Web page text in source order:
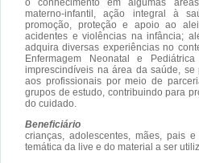
o conhecimento em algumas
materno-infantil, ação integral à
promoção, proteção e apoio ao
acidentes e violências na infância;
adquira diversas experiências no
Enfermagem Neonatal e
imprescindíveis na área da saúde,
aos profissionais por meio de
grupos de estudo, contribuindo para
do cuidado.
Beneficiário
crianças, adolescentes, mães, pais
temática da live e do material a ser